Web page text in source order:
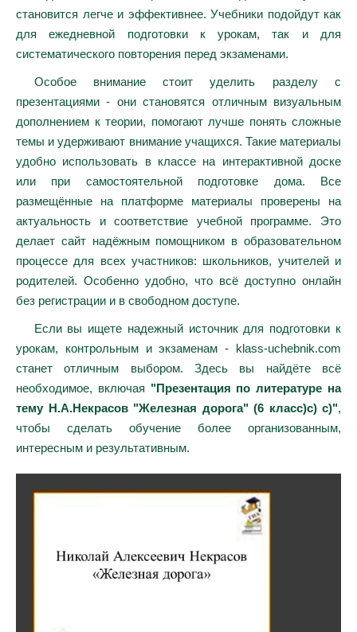
становится легче и эффективнее. Учебники подойдут как
для ежедневной подготовки к урокам, так и для
систематического повторения перед экзаменами.
Особое внимание стоит уделить разделу с
презентациями - они становятся отличным визуальным
дополнением к теории, помогают лучше понять сложные
темы и удерживают внимание учащихся. Такие материалы
удобно использовать в классе на интерактивной доске
или при самостоятельной подготовке дома. Все
размещённые на платформе материалы проверены на
актуальность и соответствие учебной программе. Это
делает сайт надёжным помощником в образовательном
процессе для всех участников: школьников, учителей и
родителей. Особенно удобно, что всё доступно онлайн
без регистрации и в свободном доступе.
Если вы ищете надежный источник для подготовки к
урокам, контрольным и экзаменам - klass-uchebnik.com
станет отличным выбором. Здесь вы найдёте всё
необходимое, включая "Презентация по литературе на
тему Н.А.Некрасов "Железная дорога" (6 класс)с) с)",
чтобы сделать обучение более организованным,
интересным и результативным.